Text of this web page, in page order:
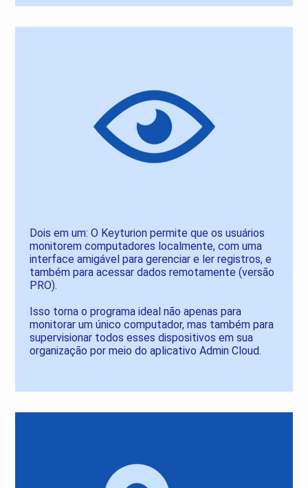
Dois em um: O Keyturion permite que os usuários
monitorem computadores localmente, com uma
interface amigável para gerenciar e ler registros, e
também para acessar dados remotamente (versão
PRO).
Isso torna o programa ideal não apenas para
monitorar um único computador, mas também para
supervisionar todos esses dispositivos em sua
organização por meio do aplicativo Admin Cloud.